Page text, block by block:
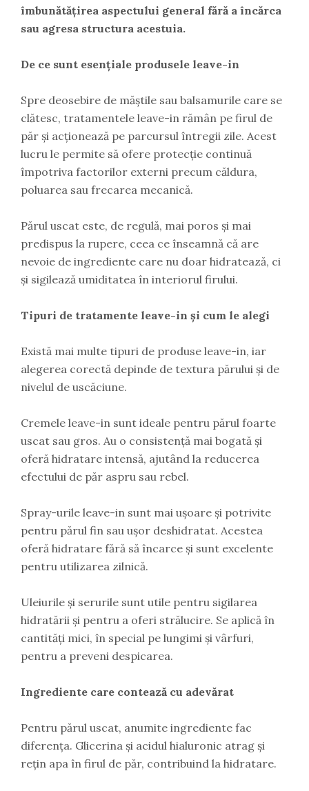
îmbunătățirea aspectului general fără a încărca
sau agresa structura acestuia.
De ce sunt esențiale produsele leave-in
Spre deosebire de măștile sau balsamurile care se
clătesc, tratamentele leave-in rămân pe firul de
păr și acționează pe parcursul întregii zile. Acest
lucru le permite să ofere protecție continuă
împotriva factorilor externi precum căldura,
poluarea sau frecarea mecanică.
Părul uscat este, de regulă, mai poros și mai
predispus la rupere, ceea ce înseamnă că are
nevoie de ingrediente care nu doar hidratează, ci
și sigilează umiditatea în interiorul firului.
Tipuri de tratamente leave-in și cum le alegi
Există mai multe tipuri de produse leave-in, iar
alegerea corectă depinde de textura părului și de
nivelul de uscăciune.
Cremele leave-in sunt ideale pentru părul foarte
uscat sau gros. Au o consistență mai bogată și
oferă hidratare intensă, ajutând la reducerea
efectului de păr aspru sau rebel.
Spray-urile leave-in sunt mai ușoare și potrivite
pentru părul fin sau ușor deshidratat. Acestea
oferă hidratare fără să încarce și sunt excelente
pentru utilizarea zilnică.
Uleiurile și serurile sunt utile pentru sigilarea
hidratării și pentru a oferi strălucire. Se aplică în
cantități mici, în special pe lungimi și vârfuri,
pentru a preveni despicarea.
Ingrediente care contează cu adevărat
Pentru părul uscat, anumite ingrediente fac
diferența. Glicerina și acidul hialuronic atrag și
rețin apa în firul de păr, contribuind la hidratare.